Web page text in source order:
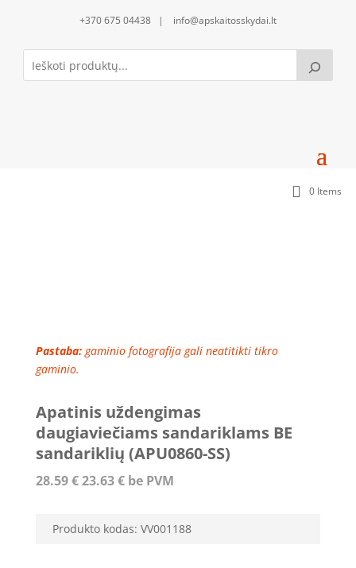
+370 675 04438 | info@apskaitosskydai.lt
0 Items
Pastaba:gaminio fotografija gali neatitikti tikro
gaminio.
Apatinis uždengimas
daugiaviečiams sandariklams BE
sandariklių (APU0860-SS)
28.59€23.63€be PVM
Produkto kodas: VV001188